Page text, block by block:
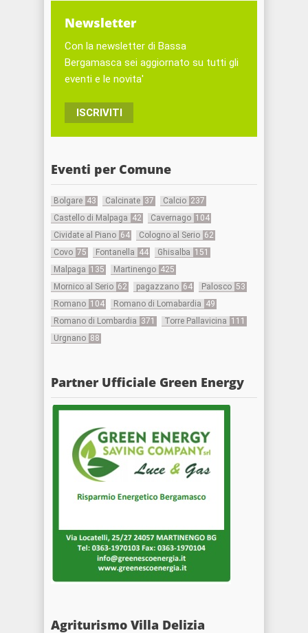
Newsletter
Con la newsletter di Bassa
Bergamasca sei aggiornato su tutti gli
eventi e le novita'
ISCRIVITI
Eventi per Comune
Bolgare 43 Calcinate 37 Calcio 237
Castello di Malpaga 42 Cavernago 104
Cividate al Piano 64 Cologno al Serio 62
Covo 75 Fontanella 44 Ghisalba 151
Malpaga 135 Martinengo 425
Mornico al Serio 62 pagazzano 64 Palosco 53
Romano 104 Romano di Lomabardia 49
Romano di Lombardia 371 Torre Pallavicina 111
Urgnano 88
Partner Ufficiale Green Energy
Agriturismo Villa Delizia